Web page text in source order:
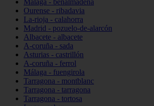
Málaga - benalmádena
Ourense - ribadavia
La-rioja - calahorra
Madrid - pozuelo-de-alarcón
Albacete - albacete
A-coruña - sada
Asturias - castrillón
A-coruña - ferrol
Málaga - fuengirola
Tarragona - montblanc
Tarragona - tarragona
Tarragona - tortosa